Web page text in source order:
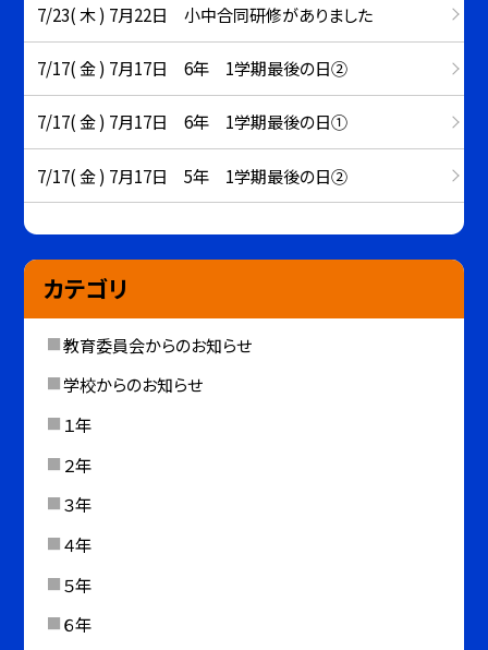
7/23( 木 ) 7月22日 小中合同研修がありました
7/17( 金 ) 7月17日 6年 1学期最後の日②
7/17( 金 ) 7月17日 6年 1学期最後の日①
7/17( 金 ) 7月17日 5年 1学期最後の日②
カテゴリ
教育委員会からのお知らせ
学校からのお知らせ
１年
２年
３年
４年
５年
６年